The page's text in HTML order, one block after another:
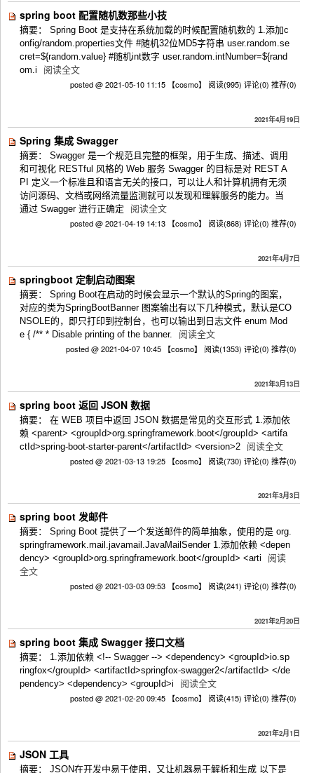
spring boot 配置随机数那些小技
摘要： Spring Boot 是支持在系统加载的时候配置随机数的 1.添加c
onfig/random.properties文件 #随机32位MD5字符串 user.random.se
cret=${random.value} #随机int数字 user.random.intNumber=${rand
om.i
阅读全文
posted @ 2021-05-10 11:15 【cosmo】 阅读(995) 评论(0) 推荐(0)
2021年4月19日
Spring 集成 Swagger
摘要： Swagger 是一个规范且完整的框架，用于生成、描述、调用
和可视化 RESTful 风格的 Web 服务 Swagger 的目标是对 REST A
PI 定义一个标准且和语言无关的接口，可以让人和计算机拥有无须
访问源码、文档或网络流量监测就可以发现和理解服务的能力。当
通过 Swagger 进行正确定
阅读全文
posted @ 2021-04-19 14:13 【cosmo】 阅读(868) 评论(0) 推荐(0)
2021年4月7日
springboot 定制启动图案
摘要： Spring Boot在启动的时候会显示一个默认的Spring的图案，
对应的类为SpringBootBanner 图案输出有以下几种模式，默认是CO
NSOLE的，即只打印到控制台，也可以输出到日志文件 enum Mod
e { /** * Disable printing of the banner.
阅读全文
posted @ 2021-04-07 10:45 【cosmo】 阅读(1353) 评论(0) 推荐(0)
2021年3月13日
spring boot 返回 JSON 数据
摘要： 在 WEB 项目中返回 JSON 数据是常见的交互形式 1.添加依
赖 <parent> <groupId>org.springframework.boot</groupId> <artifa
ctId>spring-boot-starter-parent</artifactId> <version>2
阅读全文
posted @ 2021-03-13 19:25 【cosmo】 阅读(730) 评论(0) 推荐(0)
2021年3月3日
spring boot 发邮件
摘要： Spring Boot 提供了一个发送邮件的简单抽象，使用的是 org.
springframework.mail.javamail.JavaMailSender 1.添加依赖 <depen
dency> <groupId>org.springframework.boot</groupId> <arti
阅读
全文
posted @ 2021-03-03 09:53 【cosmo】 阅读(241) 评论(0) 推荐(0)
2021年2月20日
spring boot 集成 Swagger 接口文档
摘要： 1.添加依赖 <!-- Swagger --> <dependency> <groupId>io.sp
ringfox</groupId> <artifactId>springfox-swagger2</artifactId> </de
pendency> <dependency> <groupId>i
阅读全文
posted @ 2021-02-20 09:45 【cosmo】 阅读(415) 评论(0) 推荐(0)
2021年2月1日
JSON 工具
摘要： JSON在开发中易于使用，又让机器易于解析和生成 以下是